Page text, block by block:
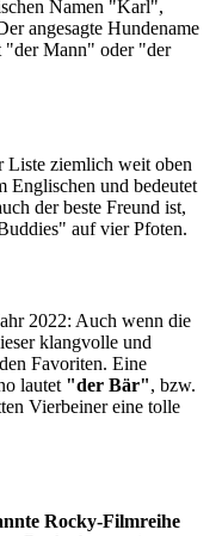
Namen "Karl",
angesagte Hundename
Mann" oder "der
Liste ziemlich weit oben
Englischen und bedeutet
der beste Freund ist,
auf vier Pfoten.
2022: Auch wenn die
klangvolle und
Favoriten. Eine
lautet "der Bär", bzw.
Vierbeiner eine tolle
Rocky-Filmreihe